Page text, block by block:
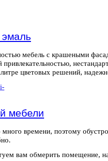
мебель с крашеными
цветовых решений,
мебели
времени, поэтому
вам обмерить помещение,